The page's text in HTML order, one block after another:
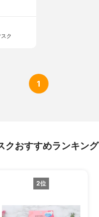
ク
1
クおすすめランキング
2位